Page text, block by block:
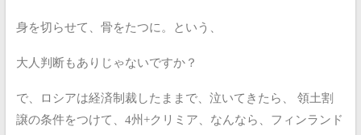
身を切らせて、骨をたつに。という、
大人判断もありじゃないですか？
で、ロシアは経済制裁したままで、泣いてきたら、
領土割
譲の条件をつけて、4州+クリミア、なんなら、フィンランド